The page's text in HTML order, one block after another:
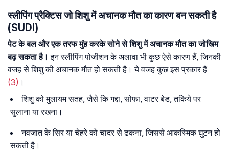
स्लीपिंग प्रैक्टिस जो शिशु में अचानक मौत का कारण बन सकती है
(SUDI)
पेट के बल और एक तरफ मुंह करके सोने से शिशु में अचानक मौत का जोखिम
बढ़ सकता है। इन स्लीपिंग पोजीशन के अलावा भी कुछ ऐसे कारण हैं, जिनकी
वजह से शिशु की अचानक मौत हो सकती है। ये वजह कुछ इस प्रकार हैं
(3) ।
शिशु को मुलायम सतह, जैसे कि गद्दा, सोफा, वाटर बेड, तकिये पर
सुलाना या रखना।
नवजात के सिर या चेहरे को चादर से ढकना, जिससे आकस्मिक घुटन हो
सकती है।